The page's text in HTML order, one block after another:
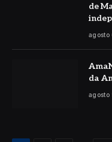
de
agosto
da
agosto